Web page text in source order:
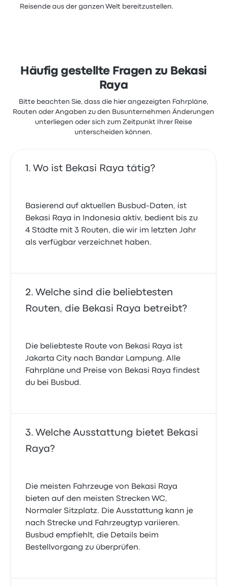
Reisende aus der ganzen Welt bereitzustellen.
Häufig gestellte Fragen zu Bekasi
Raya
Bitte beachten Sie, dass die hier angezeigten Fahrpläne,
Routen oder Angaben zu den Busunternehmen Änderungen
unterliegen oder sich zum Zeitpunkt Ihrer Reise
unterscheiden können.
Wo ist Bekasi Raya tätig?
Basierend auf aktuellen Busbud-Daten, ist
Bekasi Raya in Indonesia aktiv, bedient bis zu
4 Städte mit 3 Routen, die wir im letzten Jahr
als verfügbar verzeichnet haben.
Welche sind die beliebtesten
Routen, die Bekasi Raya betreibt?
Die beliebteste Route von Bekasi Raya ist
Jakarta City nach Bandar Lampung. Alle
Fahrpläne und Preise von Bekasi Raya findest
du bei Busbud.
Welche Ausstattung bietet Bekasi
Raya?
Die meisten Fahrzeuge von Bekasi Raya
bieten auf den meisten Strecken WC,
Normaler Sitzplatz. Die Ausstattung kann je
nach Strecke und Fahrzeugtyp variieren.
Busbud empfiehlt, die Details beim
Bestellvorgang zu überprüfen.